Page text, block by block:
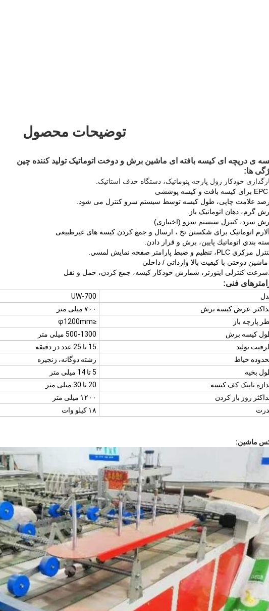
توضیحات محصول
ی دریچه ای کیسه بافته ای ماشین برش و دوخت اتوماتیک تولید کننده چین
ها:
نقل
فنی:
UW-700
عرض کیسه برش
۷۰۰ میلی متر
پارچه باز
≤φ1200mm
کیسه برش
500-1300 میلی متر
تولید
15 تا 25 عدد در دقیقه
خياط
رشته دوگانه، زنجیره
بخیه
5 تا 14 میلی متر
تاپیک کف کیسه
20 تا 30 میلی متر
روز باز کردن
۱۲۰۰ میلی متر
۱۸ کیلو وات
ماشين: